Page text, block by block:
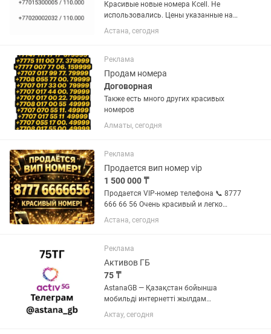
Красивые новые номера Kcell. Не
использовались. Цены указанные на
фото окончательные. Без торга и
обмена.
Астана, сегодня
Реклама
Продам номера
Договорная
Также есть много других красивых
номеров
Алматы, сегодня
Реклама
Продается вип номер vip
1 500 000 ₸
Продается VIP-номер телефона 📞 8777
666 66 56 Очень красивый и легко
запоминающийся номер. Идеально
подходит для бизнеса: — доставка еды
автосервис — магазины и службы...
Астана, сегодня
Реклама
Активов ГБ
75 ₸
AstanaGB — Қазақстан бойынша
мобильді интернетті жылдам
толықтыру. 1 ГБ-ты 150 теңгеге сатып
алсаңыз, тағы 1 ГБ сыйлыққа аласыз.
Актау, сегодня